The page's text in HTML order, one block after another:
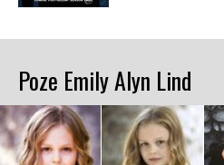
Poze Emily Alyn Lind